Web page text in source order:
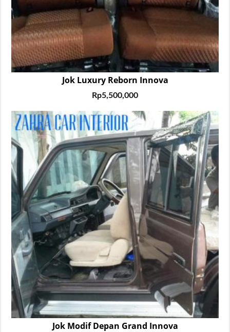
Jok Luxury Reborn Innova
Rp5,500,000
Jok Modif Depan Grand Innova